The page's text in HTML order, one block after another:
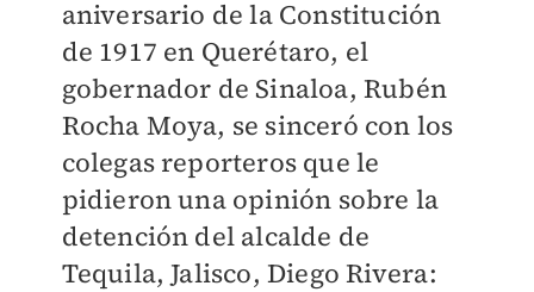
aniversario de la Constitución
de 1917 en Querétaro, el
gobernador de Sinaloa, Rubén
Rocha Moya, se sinceró con los
colegas reporteros que le
pidieron una opinión sobre la
detención del alcalde de
Tequila, Jalisco, Diego Rivera: